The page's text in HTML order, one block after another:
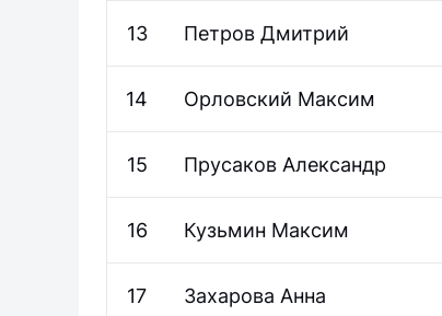
13 Петров Дмитрий
14 Орловский Максим
15 Прусаков Александр
16 Кузьмин Максим
17 Захарова Анна